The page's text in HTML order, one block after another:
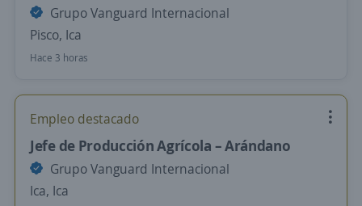
Grupo Vanguard Internacional
Pisco, Ica
Hace 3 horas
Empleo destacado
Jefe de Producción Agrícola – Arándano
Grupo Vanguard Internacional
Ica, Ica